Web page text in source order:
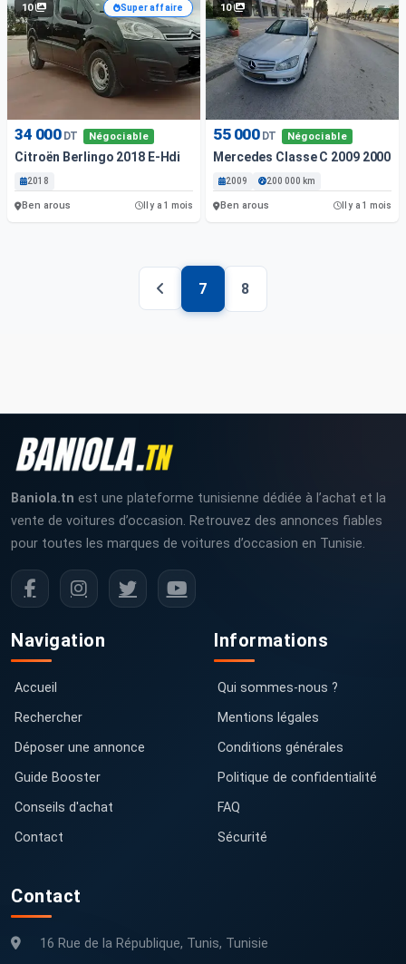
10 Super affaire
34 000 DT Négociable
Citroën Berlingo 2018 E-Hdi
2018
Ben arous Il y a 1 mois
10
55 000 DT Négociable
Mercedes Classe C 2009 2000
2009 200 000 km
Ben arous Il y a 1 mois
7 8
Baniola.tn est une plateforme tunisienne dédiée à l’achat et la
vente de voitures d’occasion. Retrouvez des annonces fiables
pour toutes les marques de voitures d’occasion en Tunisie.
Navigation
Accueil
Rechercher
Déposer une annonce
Guide Booster
Conseils d'achat
Contact
Informations
Qui sommes-nous ?
Mentions légales
Conditions générales
Politique de confidentialité
FAQ
Sécurité
Contact
16 Rue de la République, Tunis, Tunisie